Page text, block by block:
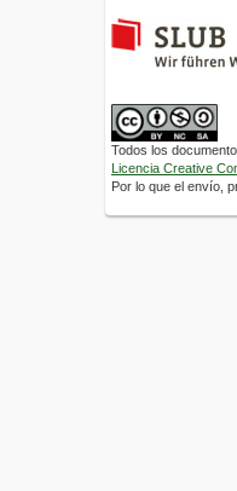
Todos los
Licencia Creative
Por lo que el envío,